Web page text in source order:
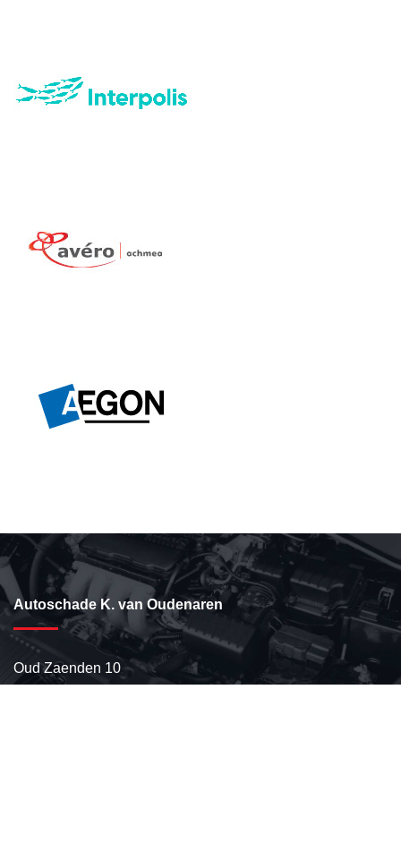
Autoschade K. van Oudenaren
Oud Zaenden 10